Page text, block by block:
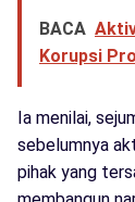
BACA
Korupsi
Ia menilai,
sebelumnya
pihak yang